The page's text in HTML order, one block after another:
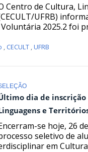
Centro de Cultura,
UFRB)
2025.2 foi
, CECULT ,UFRB
dia de
e
se hoje, 26
seletivo de
em